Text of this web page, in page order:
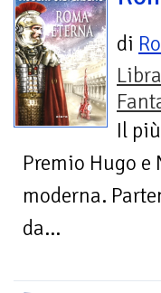
di
Il
Premio Hugo
moderna.
da...